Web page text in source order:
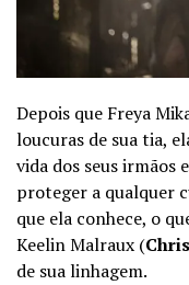
Depois que Freya
loucuras de sua tia,
vida dos seus irmãos
proteger a qualquer
que ela conhece, o
Keelin Malraux (
de sua linhagem.